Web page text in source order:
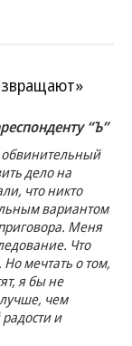
“Ъ”
обвинительный
дело на
что никто
вариантом
Меня
Что
мечтать о том,
я бы не
чем
и